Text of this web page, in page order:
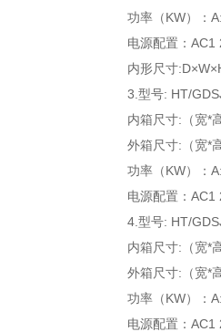
功率（KW）：
电源配置：
内形尺寸
3.型号: HT/
内箱尺寸:（宽*
外箱尺寸:（宽*
功率（KW）：
电源配置：
4.型号: HT/
内箱尺寸:（宽*
外箱尺寸:（宽*
功率（KW）：
电源配置：AC1